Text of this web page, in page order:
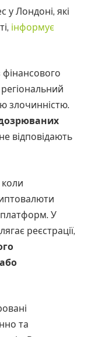
у Лондоні, які
інформує
злочинністю.
відповідають
У
реєстрації,
та